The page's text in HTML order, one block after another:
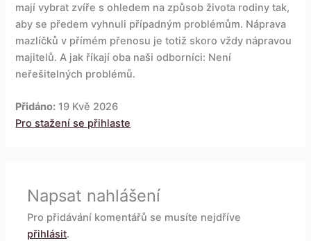
mají vybrat zvíře s ohledem na způsob života rodiny tak,
aby se předem vyhnuli případným problémům. Náprava
mazlíčků v přímém přenosu je totiž skoro vždy nápravou
majitelů. A jak říkají oba naši odborníci: Není
neřešitelných problémů.
Přidáno: 19 Kvě 2026
Pro stažení se přihlaste
Napsat nahlášení
Pro přidávání komentářů se musíte nejdříve
přihlásit.